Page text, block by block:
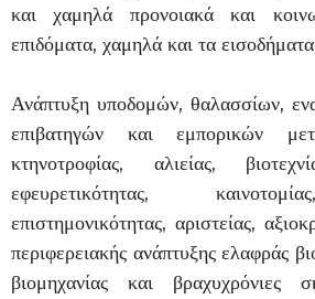
και χαμηλά προνοιακά και
επιδόματα, χαμηλά και τα εισοδήματα.
Ανάπτυξη υποδομών, θαλασσίων,
επιβατηγών και εμπορικών
κτηνοτροφίας, αλιείας,
εφευρετικότητας,
επιστημονικότητας, αριστείας,
περιφερειακής ανάπτυξης ελαφράς
βιομηχανίας και βραχυχρόνιες